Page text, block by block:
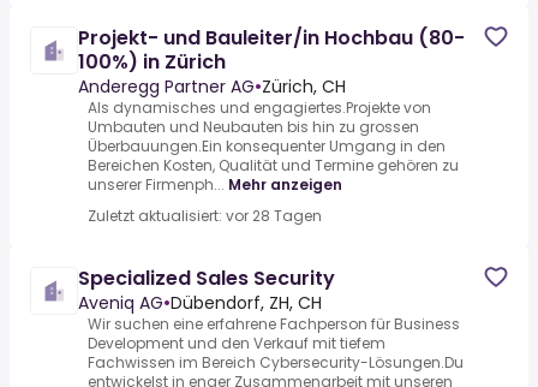
Projekt- und Bauleiter/in Hochbau (80-
100%) in Zürich
Anderegg Partner AG•Zürich, CH
Als dynamisches und engagiertes.Projekte von
Umbauten und Neubauten bis hin zu grossen
Überbauungen.Ein konsequenter Umgang in den
Bereichen Kosten, Qualität und Termine gehören zu
unserer Firmenph... Mehr anzeigen
Zuletzt aktualisiert: vor 28 Tagen
Specialized Sales Security
Aveniq AG•Dübendorf, ZH, CH
Wir suchen eine erfahrene Fachperson für Business
Development und den Verkauf mit tiefem
Fachwissen im Bereich Cybersecurity-Lösungen.Du
entwickelst in enger Zusammenarbeit mit unseren